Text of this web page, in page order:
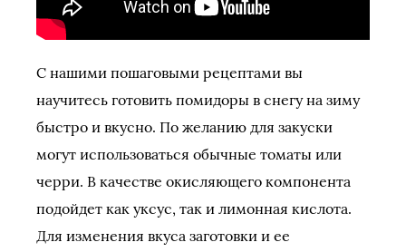
С нашими пошаговыми рецептами вы
научитесь готовить помидоры в снегу на зиму
быстро и вкусно. По желанию для закуски
могут использоваться обычные томаты или
черри. В качестве окисляющего компонента
подойдет как уксус, так и лимонная кислота.
Для изменения вкуса заготовки и ее